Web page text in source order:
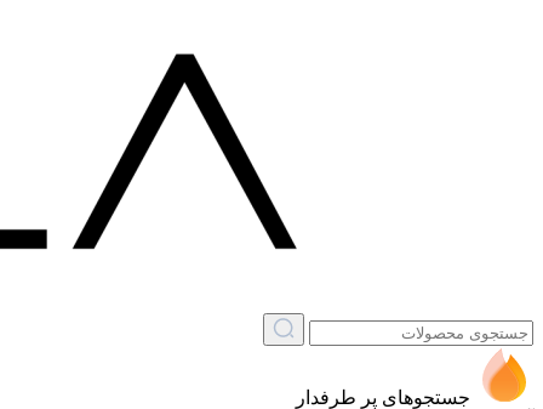
جستجوهای پر طرفدار